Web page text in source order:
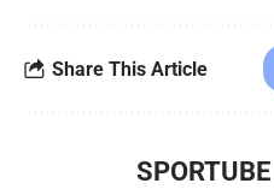
Share This Article